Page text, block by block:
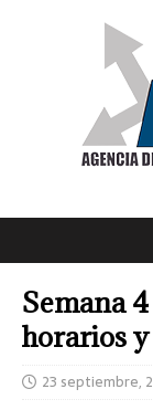
Semana
horarios
23 septiembre,